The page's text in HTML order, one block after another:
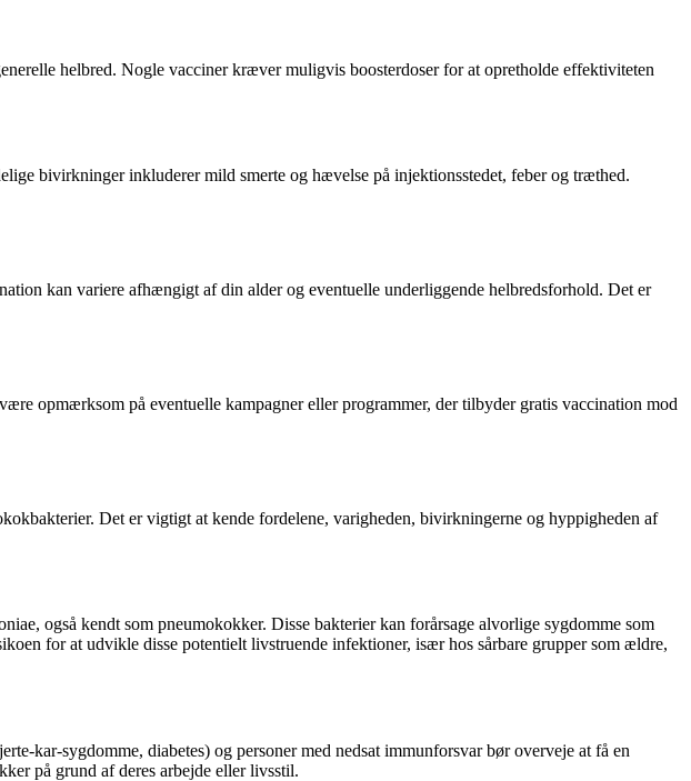
helbred. Nogle vacciner kræver muligvis boosterdoser for at opretholde effektiviteten
bivirkninger inkluderer mild smerte og hævelse på injektionsstedet, feber og træthed.
kan variere afhængigt af din alder og eventuelle underliggende helbredsforhold. Det er
opmærksom på eventuelle kampagner eller programmer, der tilbyder gratis vaccination mod
Det er vigtigt at kende fordelene, varigheden, bivirkningerne og hyppigheden af
også kendt som pneumokokker. Disse bakterier kan forårsage alvorlige sygdomme som
for at udvikle disse potentielt livstruende infektioner, især hos sårbare grupper som ældre,
kar-sygdomme, diabetes) og personer med nedsat immunforsvar bør overveje at få en
på grund af deres arbejde eller livsstil.